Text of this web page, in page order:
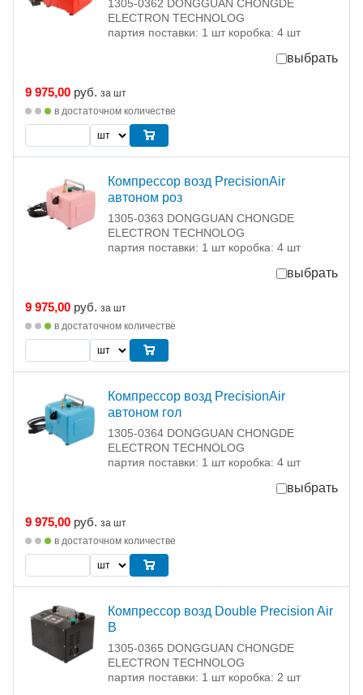
1305-0362 DONGGUAN CHONGDE
ELECTRON TECHNOLOG
партия поставки: 1 шт коробка: 4 шт
выбрать
9 975,00 руб. за шт
в достаточном количестве
Компрессор возд PrecisionAir
автоном роз
1305-0363 DONGGUAN CHONGDE
ELECTRON TECHNOLOG
партия поставки: 1 шт коробка: 4 шт
выбрать
9 975,00 руб. за шт
в достаточном количестве
Компрессор возд PrecisionAir
автоном гол
1305-0364 DONGGUAN CHONGDE
ELECTRON TECHNOLOG
партия поставки: 1 шт коробка: 4 шт
выбрать
9 975,00 руб. за шт
в достаточном количестве
Компрессор возд Double Precision Air
B
1305-0365 DONGGUAN CHONGDE
ELECTRON TECHNOLOG
партия поставки: 1 шт коробка: 2 шт